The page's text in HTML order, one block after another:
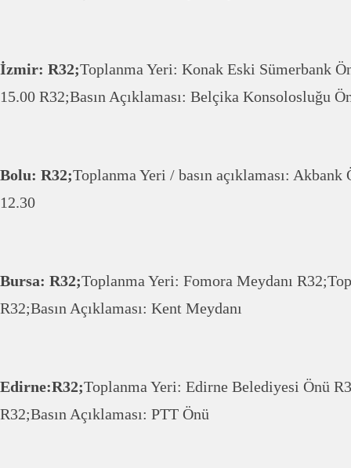
İzmir: R32;Toplanma Yeri: Konak Eski Sümerbank
15.00 R32;Basın Açıklaması: Belçika Konsolosluğu
Bolu: R32;Toplanma Yeri / basın açıklaması:
12.30
Bursa: R32;Toplanma Yeri: Fomora Meydanı
R32;Basın Açıklaması: Kent Meydanı
Edirne:R32;Toplanma Yeri: Edirne Belediyesi Önü
R32;Basın Açıklaması: PTT Önü